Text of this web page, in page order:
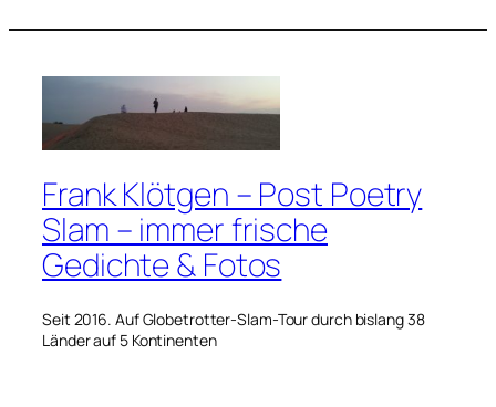
Frank Klötgen – Post Poetry
Slam – immer frische
Gedichte & Fotos
Seit 2016. Auf Globetrotter-Slam-Tour durch bislang 38
Länder auf 5 Kontinenten